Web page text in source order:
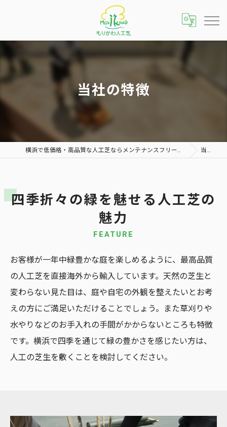
当社の特徴
横浜で低価格・高品質な人工芝ならメンテナンスフリーで雑草対策にもおすすめな「もりかわ人工芝 横浜店」へ 当社の特徴
四季折々の緑を魅せる人工芝の
魅力
FEATURE
お客様が一年中緑豊かな庭を楽しめるように、最高品質
の人工芝を直接海外から輸入しています。天然の芝生と
変わらない見た目は、庭や自宅の外観を整えたいとお考
えの方にご満足いただけることでしょう。また草刈りや
水やりなどのお手入れの手間がかからないところも特徴
です。横浜で四季を通じて緑の豊かさを感じたい方は、
人工の芝生を敷くことを検討してください。